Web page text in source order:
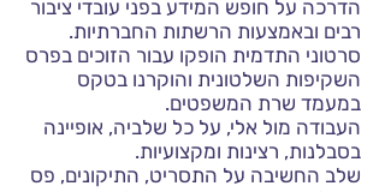
הדרכה על חופש המידע בפני עובדי ציבור
רבים ובאמצעות הרשתות החברתיות.
סרטוני התדמית הופקו עבור הזוכים בפרס
השקיפות השלטונית והוקרנו בטקס
במעמד שרת המשפטים.
העבודה מול אלי, על כל שלביה, אופיינה
בסבלנות, רצינות ומקצועיות.
שלב החשיבה על התסריט, התיקונים, פס